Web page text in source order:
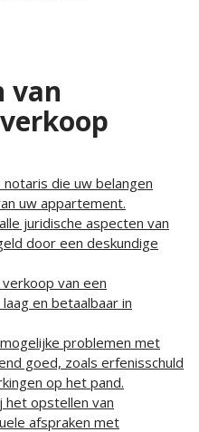
van
die uw belangen
uw appartement.
juridische aspecten van
door een deskundige
van een
en betaalbaar in
problemen met
goed, zoals erfenisschuld
op het pand.
het opstellen van
afspraken met